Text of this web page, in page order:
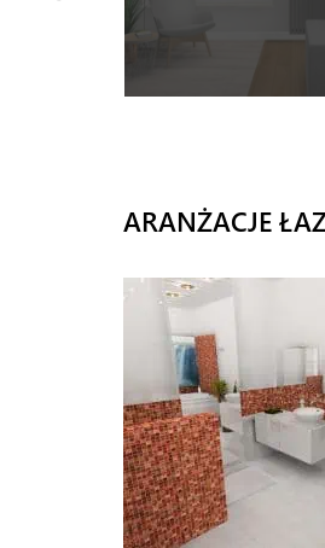
ARANŻACJE